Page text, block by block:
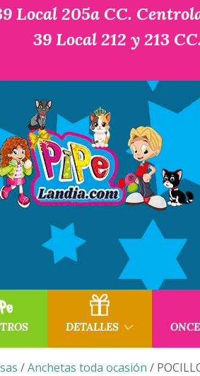
Local 205a CC.
39 Local 212 y 213
DETALLES
/Anchetas toda ocasión /